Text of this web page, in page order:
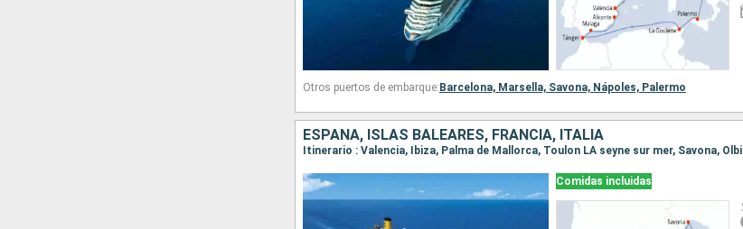
Otros puertos de embarque: Barcelona, Marsella, Savona, Nápoles, Palermo
ESPAÑA, ISLAS BALEARES, FRANCIA, ITALIA
Itinerario : Valencia, Ibiza, Palma de Mallorca, Toulon LA seyne sur mer, Savona,
Comidas incluidas